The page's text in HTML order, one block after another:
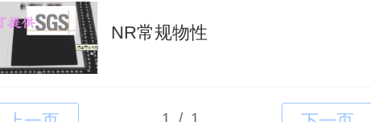
NR常规物性